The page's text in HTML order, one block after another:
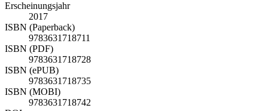
Seiten
XII, 211
Erscheinungsjahr
2017
ISBN (Paperback)
9783631718711
ISBN (PDF)
9783631718728
ISBN (ePUB)
9783631718735